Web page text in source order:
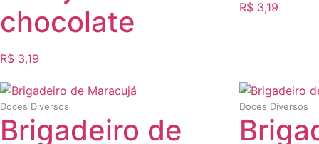
chocolate
R$ 3,19
R$ 3,19
Doces Diversos
Brigadeiro de
Doces Diversos